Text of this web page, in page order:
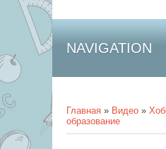
NAVIGATION
Главная » Видео »
образование